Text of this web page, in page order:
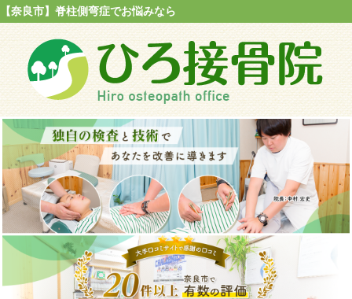
【奈良市】脊柱側弯症でお悩みなら